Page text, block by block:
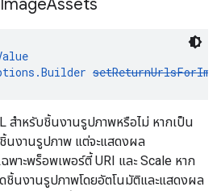
ImageAssets
สำหรับชิ้นงานรูปภาพหรือไม่ หากเป็น
ชิ้นงานรูปภาพ แต่จะแสดงผล
พาะพร็อพเพอร์ตี้ URI และ Scale หาก
ดชิ้นงานรูปภาพโดยอัตโนมัติและแสดงผล